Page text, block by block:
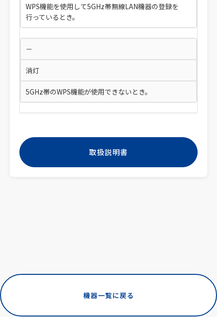
WPS機能を使用して5GHz帯無線LAN機器の登録を
行っているとき。
－
消灯
5GHz帯のWPS機能が使用できないとき。
取扱説明書
機器一覧に戻る